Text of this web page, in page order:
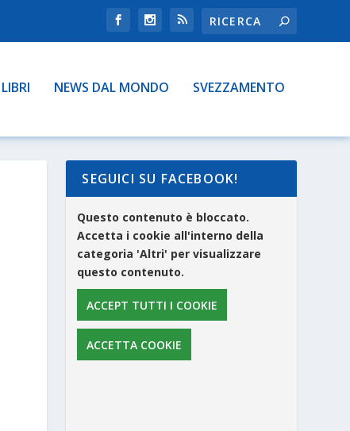
LIBRI NEWS DAL MONDO SVEZZAMENTO
SEGUICI SU FACEBOOK!
Questo contenuto è bloccato.
Accetta i cookie all'interno della
categoria 'Altri' per visualizzare
questo contenuto.
ACCEPT TUTTI I COOKIE
ACCETTA COOKIE